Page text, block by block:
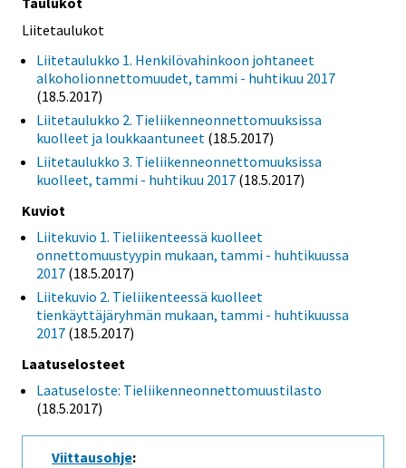
Liitetaulukot
Liitetaulukko 1. Henkilövahinkoon johtaneet
alkoholionnettomuudet, tammi - huhtikuu 2017
(18.5.2017)
Liitetaulukko 2. Tieliikenneonnettomuuksissa
kuolleet ja loukkaantuneet (18.5.2017)
Liitetaulukko 3. Tieliikenneonnettomuuksissa
kuolleet, tammi - huhtikuu 2017 (18.5.2017)
Kuviot
Liitekuvio 1. Tieliikenteessä kuolleet
onnettomuustyypin mukaan, tammi - huhtikuussa
2017 (18.5.2017)
Liitekuvio 2. Tieliikenteessä kuolleet
tienkäyttäjäryhmän mukaan, tammi - huhtikuussa
2017 (18.5.2017)
Laatuselosteet
Laatuseloste: Tieliikenneonnettomuustilasto
(18.5.2017)
Viittausohje: